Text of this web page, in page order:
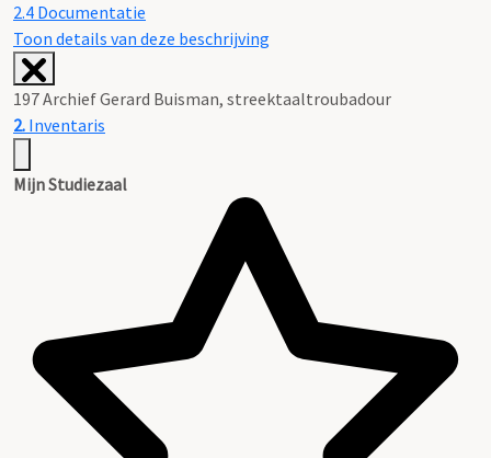
2.4 Documentatie
Toon details van deze beschrijving
197 Archief Gerard Buisman, streektaaltroubadour
2. Inventaris
Mijn Studiezaal